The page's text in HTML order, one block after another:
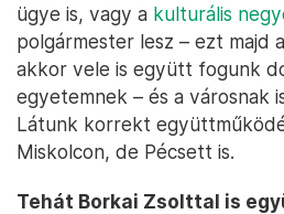
ügye is, vagy a kulturális
polgármester lesz – ezt majd
akkor vele is együtt fogunk
egyetemnek – és a városnak
Látunk korrekt
Miskolcon, de Pécsett is.
Tehát Borkai Zsolttal is